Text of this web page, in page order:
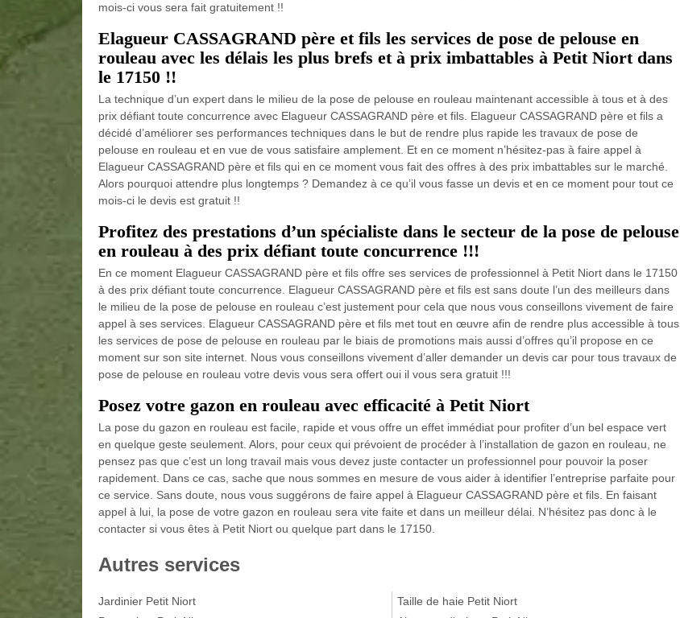
mois-ci vous sera fait gratuitement !!
Elagueur CASSAGRAND père et fils les services de pose de pelouse en
rouleau avec les délais les plus brefs et à prix imbattables à Petit Niort dans
le 17150 !!
La technique d’un expert dans le milieu de la pose de pelouse en rouleau maintenant accessible à tous et à des
prix défiant toute concurrence avec Elagueur CASSAGRAND père et fils. Elagueur CASSAGRAND père et fils a
décidé d’améliorer ses performances techniques dans le but de rendre plus rapide les travaux de pose de
pelouse en rouleau et en vue de vous satisfaire amplement. Et en ce moment n’hésitez-pas à faire appel à
Elagueur CASSAGRAND père et fils qui en ce moment vous fait des offres à des prix imbattables sur le marché.
Alors pourquoi attendre plus longtemps ? Demandez à ce qu’il vous fasse un devis et en ce moment pour tout ce
mois-ci le devis est gratuit !!
Profitez des prestations d’un spécialiste dans le secteur de la pose de pelouse
en rouleau à des prix défiant toute concurrence !!!
En ce moment Elagueur CASSAGRAND père et fils offre ses services de professionnel à Petit Niort dans le 17150
à des prix défiant toute concurrence. Elagueur CASSAGRAND père et fils est sans doute l’un des meilleurs dans
le milieu de la pose de pelouse en rouleau c’est justement pour cela que nous vous conseillons vivement de faire
appel à ses services. Elagueur CASSAGRAND père et fils met tout en œuvre afin de rendre plus accessible à tous
les services de pose de pelouse en rouleau par le biais de promotions mais aussi d’offres qu’il propose en ce
moment sur son site internet. Nous vous conseillons vivement d’aller demander un devis car pour tous travaux de
pose de pelouse en rouleau votre devis vous sera offert oui il vous sera gratuit !!!
Posez votre gazon en rouleau avec efficacité à Petit Niort
La pose du gazon en rouleau est facile, rapide et vous offre un effet immédiat pour profiter d’un bel espace vert
en quelque geste seulement. Alors, pour ceux qui prévoient de procéder à l’installation de gazon en rouleau, ne
pensez pas que c’est un long travail mais vous devez juste contacter un professionnel pour pouvoir la poser
rapidement. Dans ce cas, sache que nous sommes en mesure de vous aider à identifier l’entreprise parfaite pour
ce service. Sans doute, nous vous suggérons de faire appel à Elagueur CASSAGRAND père et fils. En faisant
appel à lui, la pose de votre gazon en rouleau sera vite faite et dans un meilleur délai. N’hésitez pas donc à le
contacter si vous êtes à Petit Niort ou quelque part dans le 17150.
Autres services
Jardinier Petit Niort
Taille de haie Petit Niort